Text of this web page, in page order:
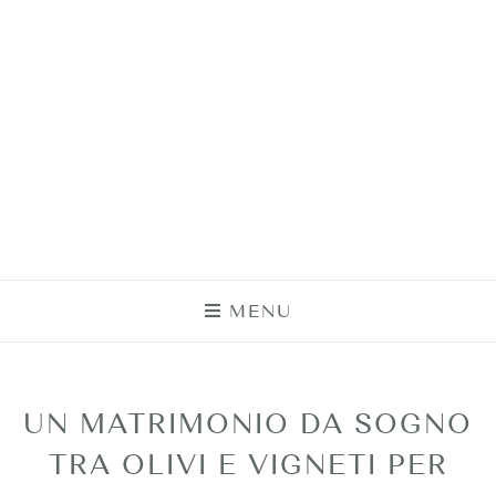
MENU
UN MATRIMONIO DA SOGNO
TRA OLIVI E VIGNETI PER